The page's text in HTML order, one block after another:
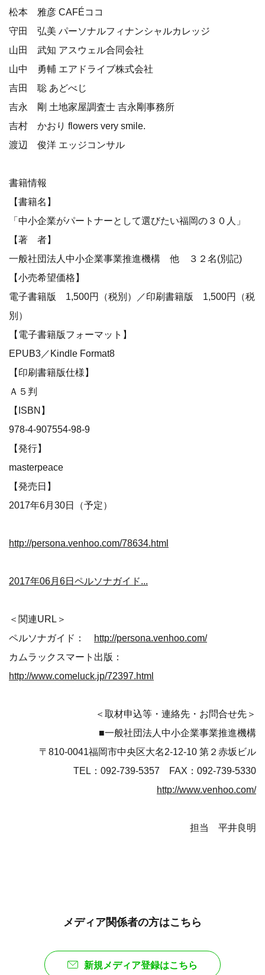
松本 雅彦 CAFÉココ
守田 弘美 パーソナルフィナンシャルカレッジ
山田 武知 アスウェル合同会社
山中 勇輔 エアドライブ株式会社
吉田 聡 あどべじ
吉永 剛 土地家屋調査士 吉永剛事務所
吉村 かおり flowers very smile.
渡辺 俊洋 エッジコンサル
書籍情報
【書籍名】
「中小企業がパートナーとして選びたい福岡の３０人」
【著 者】
一般社団法人中小企業事業推進機構 他 ３２名(別記)
【小売希望価格】
電子書籍版 1,500円（税別）／印刷書籍版 1,500円（税
別）
【電子書籍版フォーマット】
EPUB3／Kindle Format8
【印刷書籍版仕様】
Ａ５判
【ISBN】
978-4-907554-98-9
【発行】
masterpeace
【発売日】
2017年6月30日（予定）
http://persona.venhoo.com/78634.html
2017年06月6日ペルソナガイド...
＜関連URL＞
ペルソナガイド： http://persona.venhoo.com/
カムラックスマート出版：
http://www.comeluck.jp/72397.html
＜取材申込等・連絡先・お問合せ先＞
■一般社団法人中小企業事業推進機構
〒810-0041福岡市中央区大名2-12-10 第２赤坂ビル
TEL：092-739-5357 FAX：092-739-5330
http://www.venhoo.com/
担当 平井良明
メディア関係者の方はこちら
新規メディア登録はこちら